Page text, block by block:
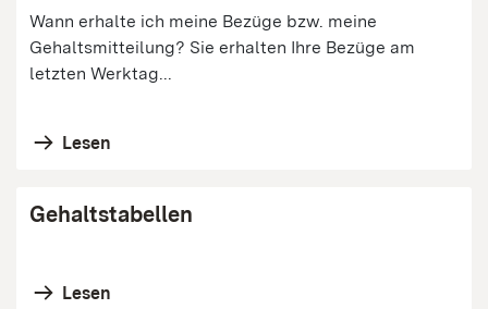
Wann erhalte ich meine Bezüge bzw. meine
Gehaltsmitteilung? Sie erhalten Ihre Bezüge am
letzten Werktag...
Lesen
Gehaltstabellen
Lesen